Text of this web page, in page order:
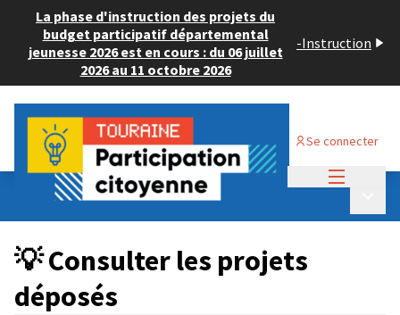
La phase d'instruction des projets du
budget participatif départemental
jeunesse 2026 est en cours : du 06 juillet
2026 au 11 octobre 2026
-Instruction
Se connecter
Budget Participatif JEUNESSE 2024
💡 Consulter les projets déposés
💡 Consulter les projets
déposés